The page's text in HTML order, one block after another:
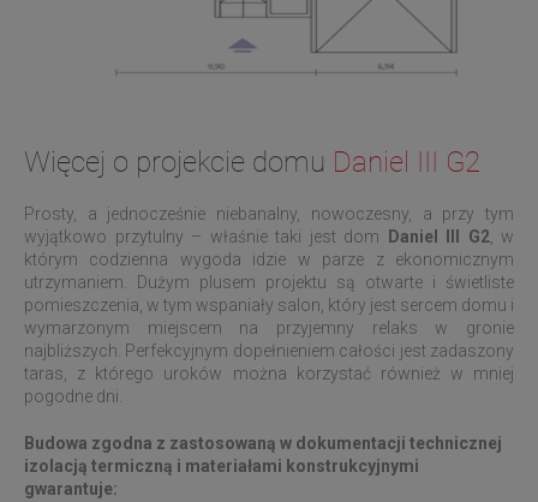
Więcej o projekcie domu Daniel III G2
Prosty, a jednocześnie niebanalny, nowoczesny, a przy tym
wyjątkowo przytulny – właśnie taki jest dom
Daniel III G2, w
którym codzienna wygoda idzie w parze z ekonomicznym
utrzymaniem. Dużym plusem projektu są otwarte i świetliste
pomieszczenia, w tym wspaniały salon, który jest sercem domu i
wymarzonym miejscem na przyjemny relaks w gronie
najbliższych. Perfekcyjnym dopełnieniem całości jest zadaszony
taras, z którego uroków można korzystać również w mniej
pogodne dni.
Budowa zgodna z zastosowaną w dokumentacji technicznej
izolacją termiczną i materiałami konstrukcyjnymi
gwarantuje: